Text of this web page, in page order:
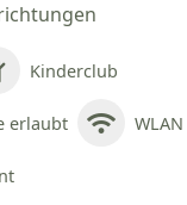
Kinderclub
erlaubt WLAN